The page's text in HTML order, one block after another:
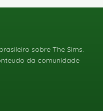
sobre The Sims.
da comunidade